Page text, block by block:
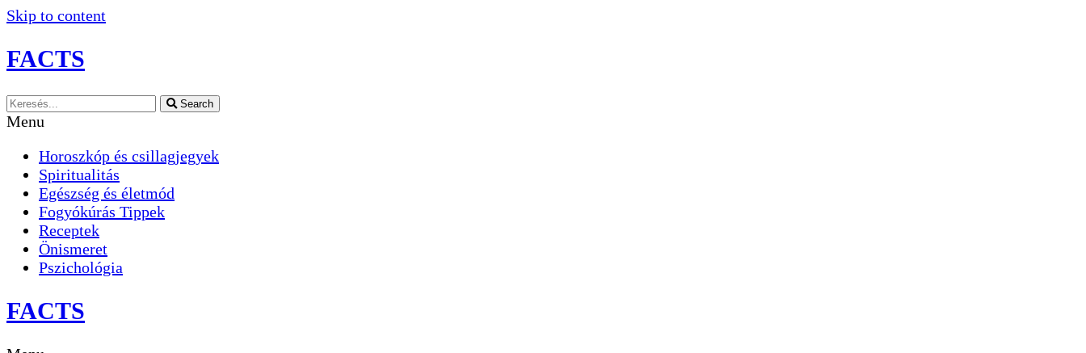
Skip to content
FACTS
Search
Menu
Horoszkóp és csillagjegyek
Spiritualitás
Egészség és életmód
Fogyókúrás Tippek
Receptek
Önismeret
Pszichológia
FACTS